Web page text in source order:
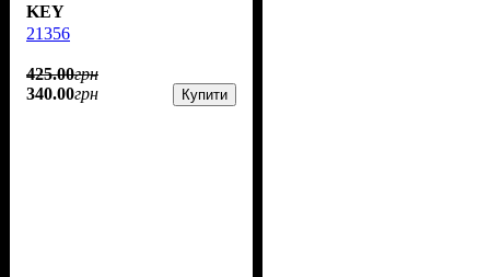
KEY
21356
425.00грн
340.00грн Купити